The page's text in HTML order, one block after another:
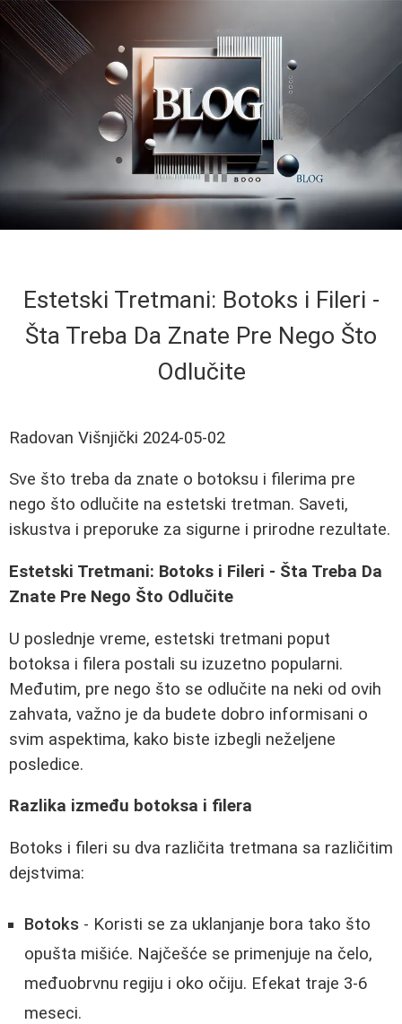
Estetski Tretmani: Botoks i Fileri -
Šta Treba Da Znate Pre Nego Što
Odlučite
Radovan Višnjički 2024-05-02
Sve što treba da znate o botoksu i filerima pre
nego što odlučite na estetski tretman. Saveti,
iskustva i preporuke za sigurne i prirodne rezultate.
Estetski Tretmani: Botoks i Fileri - Šta Treba Da
Znate Pre Nego Što Odlučite
U poslednje vreme, estetski tretmani poput
botoksa i filera postali su izuzetno popularni.
Međutim, pre nego što se odlučite na neki od ovih
zahvata, važno je da budete dobro informisani o
svim aspektima, kako biste izbegli neželjene
posledice.
Razlika između botoksa i filera
Botoks i fileri su dva različita tretmana sa različitim
dejstvima:
Botoks - Koristi se za uklanjanje bora tako što
opušta mišiće. Najčešće se primenjuje na čelo,
međuobrvnu regiju i oko očiju. Efekat traje 3-6
meseci.